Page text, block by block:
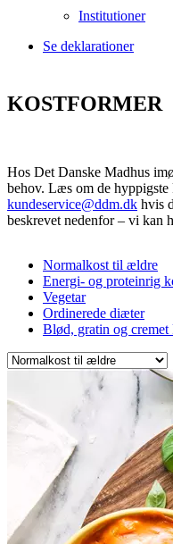
Institutioner
Se deklarationer
KOSTFORMER
Hos Det Danske Madhus
behov. Læs om de
kundeservice@ddm.dk hvis
beskrevet nedenfor – vi kan
Normalkost til ældre
Energi- og proteinrig
Vegetar
Ordinerede diæter
Blød, gratin og cremet